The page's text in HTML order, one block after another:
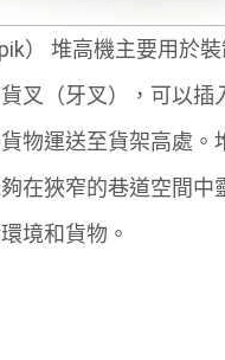
）
堆高機主要用於
叉（牙叉），可以插
物運送至貨架高處。
在狹窄的巷道空間中
境和貨物。